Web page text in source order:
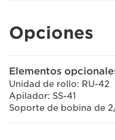
Opciones
Elementos
Unidad de rollo: RU-42
Apilador: SS-41
Soporte de bobina de